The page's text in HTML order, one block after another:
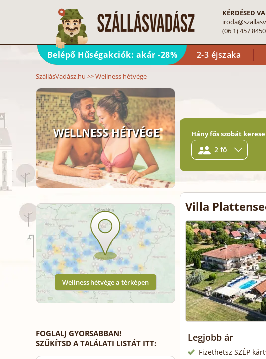
KÉRDÉSED
(06 1) 457 8450
Belépő Hűségakciók: akár -28% 2-3 éjszaka
SzállásVadász.hu >>Wellness hétvége
WELLNESS HÉTVÉGE
Wellness hétvége a térképen
FOGLALJ GYORSABBAN!
SZŰKÍTSD A TALÁLATI LISTÁT ITT:
Hány fős szobát
2 fő
Villa
Legjobb ár
Fizethetsz SZÉP